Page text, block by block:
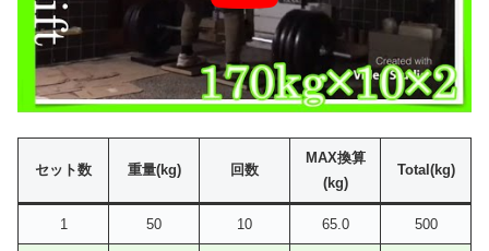
セット数 重量(kg) 回数
MAX換算
(kg)
Total(kg)
1 50 10 65.0 500